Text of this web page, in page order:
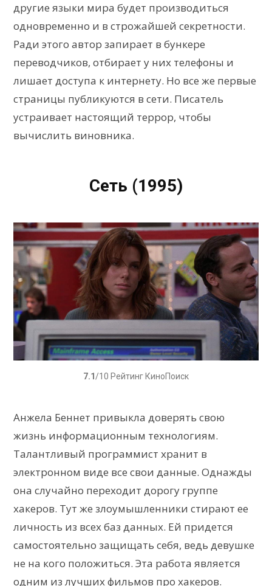
другие языки мира будет производиться
одновременно и в строжайшей секретности.
Ради этого автор запирает в бункере
переводчиков, отбирает у них телефоны и
лишает доступа к интернету. Но все же первые
страницы публикуются в сети. Писатель
устраивает настоящий террор, чтобы
вычислить виновника.
Сеть (1995)
7.1 /10 Рейтинг КиноПоиск
Анжела Беннет привыкла доверять свою
жизнь информационным технологиям.
Талантливый программист хранит в
электронном виде все свои данные. Однажды
она случайно переходит дорогу группе
хакеров. Тут же злоумышленники стирают ее
личность из всех баз данных. Ей придется
самостоятельно защищать себя, ведь девушке
не на кого положиться. Эта работа является
одним из лучших фильмов про хакеров.